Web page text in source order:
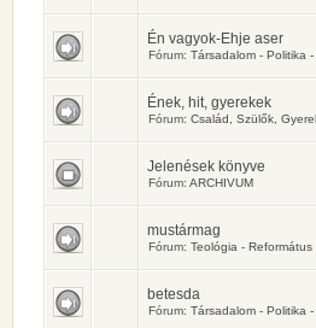
Én vagyok-Ehje aser
Fórum: Társadalom - Politika
Ének, hit, gyerekek
Fórum: Család, Szülők,
Jelenések könyve
Fórum: ARCHIVUM
mustármag
Fórum: Teológia -
betesda
Fórum: Társadalom - Politika